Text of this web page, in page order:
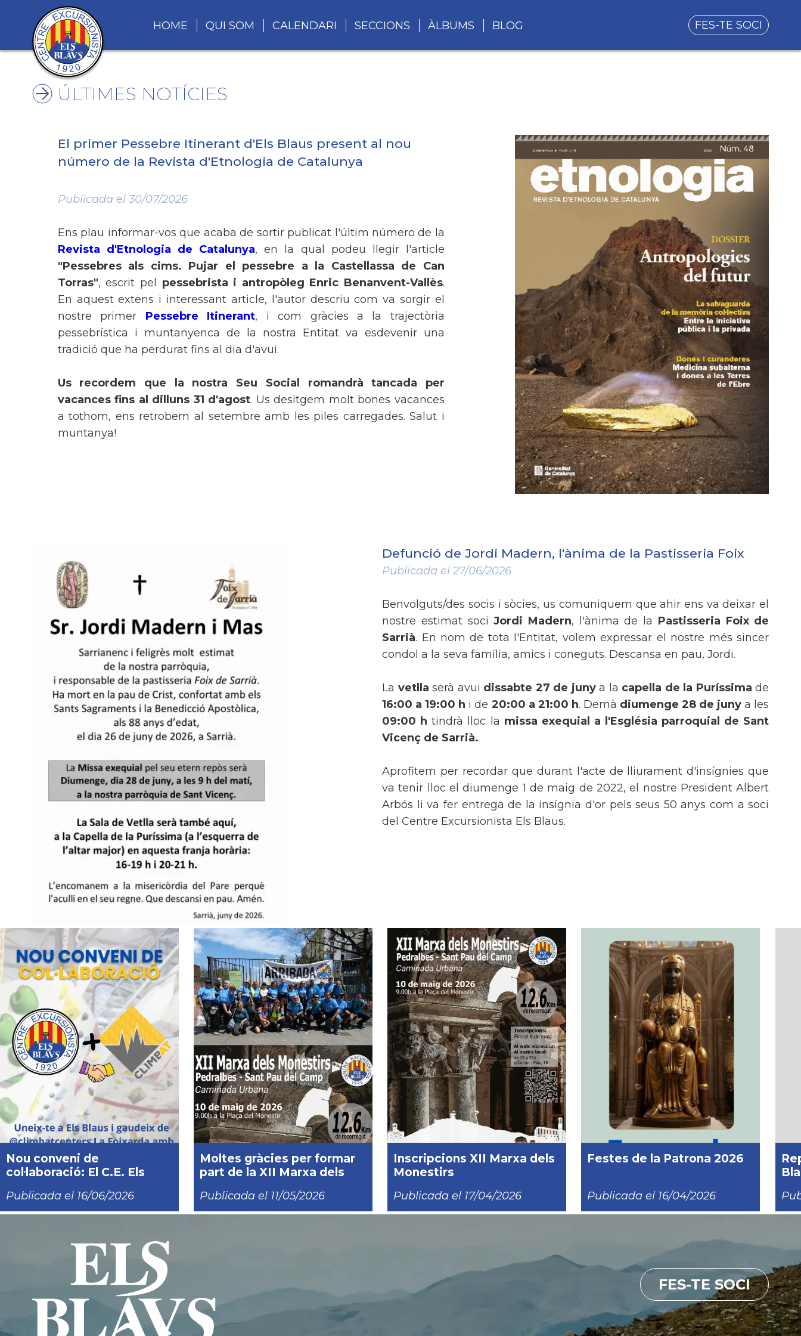
HOME QUI SOM CALENDARI SECCIONS ÀLBUMS BLOG FES-TE SOCI
ÚLTIMES NOTÍCIES
El primer Pessebre Itinerant d'Els Blaus present al nou
número de la Revista d'Etnologia de Catalunya
Publicada el 30/07/2026
Ens plau informar-vos que acaba de sortir publicat l'últim número de la
Revista d'Etnologia de Catalunya, en la qual podeu llegir l'article
"Pessebres als cims. Pujar el pessebre a la Castellassa de Can
Torras", escrit pel pessebrista i antropòleg Enric Benanvent-Vallès.
En aquest extens i interessant article, l'autor descriu com va sorgir el
nostre primer Pessebre Itinerant, i com gràcies a la trajectòria
pessebrística i muntanyenca de la nostra Entitat va esdevenir una
tradició que ha perdurat fins al dia d'avui.
Us recordem que la nostra Seu Social romandrà tancada per
vacances fins al dilluns 31 d'agost. Us desitgem molt bones vacances
a tothom, ens retrobem al setembre amb les piles carregades. Salut i
muntanya!
Defunció de Jordi Madern, l'ànima de la Pastisseria Foix
Publicada el 27/06/2026
Benvolguts/des socis i sòcies, us comuniquem que ahir ens va deixar el
nostre estimat sociJordi Madern, l'ànima de la Pastisseria Foix de
Sarrià. En nom de tota l'Entitat, volem expressar el nostre més sincer
condol a la seva família, amics i coneguts. Descansa en pau, Jordi.
La vetlla serà avui dissabte 27 de junya la capella de la Puríssima de
16:00 a 19:00 h i de 20:00 a 21:00 h. Demà diumenge 28 de juny a les
09:00 h tindrà lloc la missa exequial a l'Església parroquial de Sant
Vicenç de Sarrià.
Aprofitem per recordar que durant l'acte de lliurament d'insígnies que
va tenir lloc el diumenge 1 de maig de 2022, el nostre President Albert
Arbós li va fer entrega de la insígnia d'or pels seus 50 anys com a soci
del Centre Excursionista Els Blaus.
Nou conveni de
col·laboració: El C.E. Els
Foixarda s'alien per
impulsar l'escalada!
Publicada el 16/06/2026
Moltes gràcies per formar
part de la XII Marxa dels
Publicada el 11/05/2026
Inscripcions XII Marxa dels
Monestirs
Publicada el 17/04/2026
Festes de la Patrona 2026
Publicada el 16/04/2026
FES-TE SOCI